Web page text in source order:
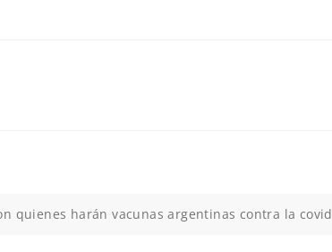
quienes harán vacunas argentinas contra la covid